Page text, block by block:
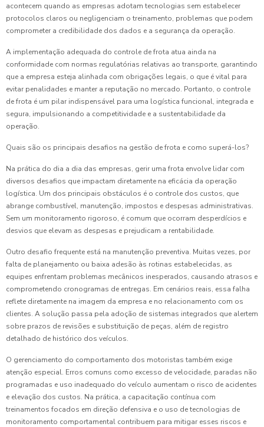
acontecem quando as empresas adotam tecnologias sem estabelecer
protocolos claros ou negligenciam o treinamento, problemas que podem
comprometer a credibilidade dos dados e a segurança da operação.
A implementação adequada do controle de frota atua ainda na
conformidade com normas regulatórias relativas ao transporte, garantindo
que a empresa esteja alinhada com obrigações legais, o que é vital para
evitar penalidades e manter a reputação no mercado. Portanto, o controle
de frota é um pilar indispensável para uma logística funcional, integrada e
segura, impulsionando a competitividade e a sustentabilidade da
operação.
Quais são os principais desafios na gestão de frota e como superá-los?
Na prática do dia a dia das empresas, gerir uma frota envolve lidar com
diversos desafios que impactam diretamente na eficácia da operação
logística. Um dos principais obstáculos é o controle dos custos, que
abrange combustível, manutenção, impostos e despesas administrativas.
Sem um monitoramento rigoroso, é comum que ocorram desperdícios e
desvios que elevam as despesas e prejudicam a rentabilidade.
Outro desafio frequente está na manutenção preventiva. Muitas vezes, por
falta de planejamento ou baixa adesão às rotinas estabelecidas, as
equipes enfrentam problemas mecânicos inesperados, causando atrasos e
comprometendo cronogramas de entregas. Em cenários reais, essa falha
reflete diretamente na imagem da empresa e no relacionamento com os
clientes. A solução passa pela adoção de sistemas integrados que alertem
sobre prazos de revisões e substituição de peças, além de registro
detalhado de histórico dos veículos.
O gerenciamento do comportamento dos motoristas também exige
atenção especial. Erros comuns como excesso de velocidade, paradas não
programadas e uso inadequado do veículo aumentam o risco de acidentes
e elevação dos custos. Na prática, a capacitação contínua com
treinamentos focados em direção defensiva e o uso de tecnologias de
monitoramento comportamental contribuem para mitigar esses riscos e